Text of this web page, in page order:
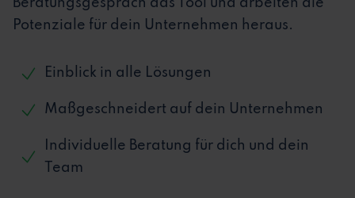
Beratungsgespräch das Tool und arbeiten die
Potenziale für dein Unternehmen heraus.
Einblick in alle Lösungen
Maßgeschneidert auf dein Unternehmen
Individuelle Beratung für dich und dein
Team